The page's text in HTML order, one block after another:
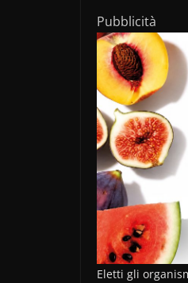
Pubblicità
Eletti gli